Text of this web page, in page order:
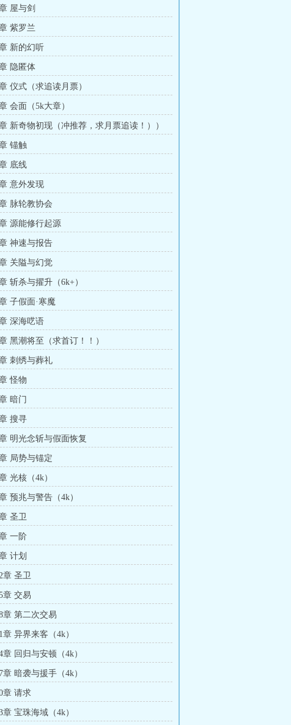
屋与剑
紫罗兰
新的幻听
隐匿体
仪式（求追读月票）
会面（5k大章）
新奇物初现（冲推荐，求月票追读！））
锚触
底线
意外发现
脉轮教协会
源能修行起源
神速与报告
关隘与幻觉
斩杀与擢升（6k+）
子假面·寒魔
深海呓语
黑潮将至（求首订！！）
刺绣与葬礼
怪物
暗门
搜寻
明光念斩与假面恢复
局势与锚定
光核（4k）
预兆与警告（4k）
圣卫
一阶
计划
章 圣卫
章 交易
章 第二次交易
章 异界来客（4k）
章 回归与安顿（4k）
章 暗袭与援手（4k）
章 请求
章 宝珠海域（4k）